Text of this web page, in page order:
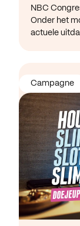
NBC
Onder het
actuele
Campagne